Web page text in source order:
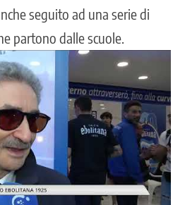
seguito ad una serie di
partono dalle scuole.